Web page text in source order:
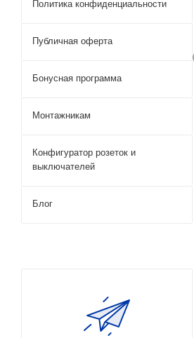
Политика конфиденциальности
Публичная оферта
Бонусная программа
Монтажникам
Конфигуратор розеток и
выключателей
Блог